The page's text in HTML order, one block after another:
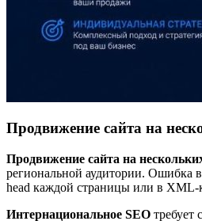
Продвижение сайта на
Продвижение сайта на
региональной аудитории. Ошибка
head каждой страницы или в
Интернациональное SEO требует